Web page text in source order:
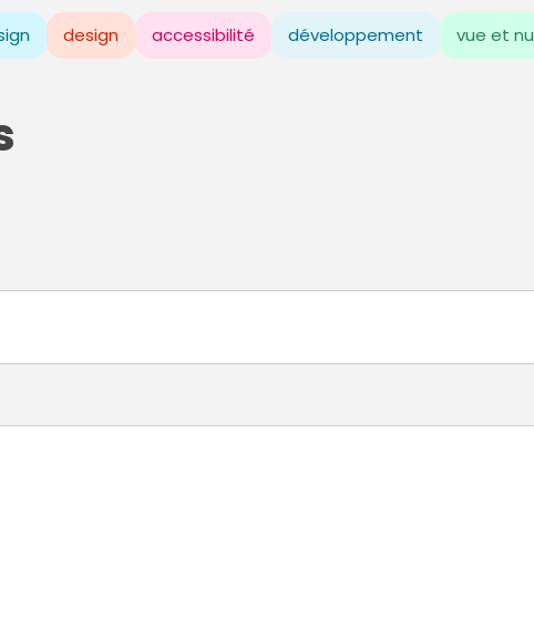
design accessibilité développement vue et